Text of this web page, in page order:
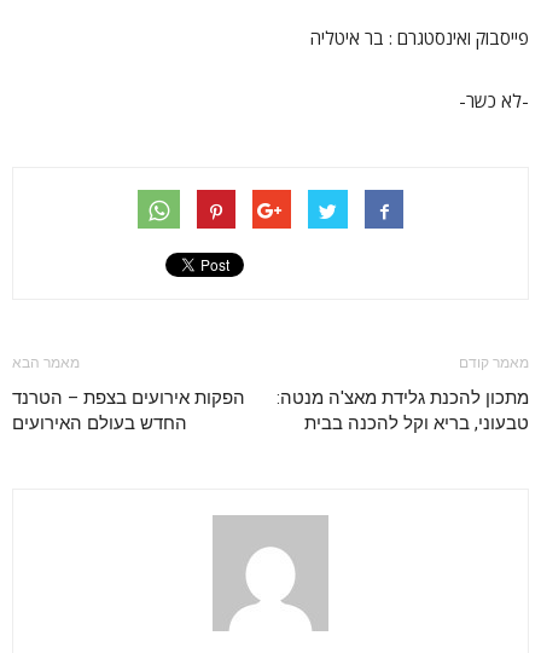
פייסבוק ואינסטגרם : בר איטליה
-לא כשר-
מאמר קודם
מתכון להכנת גלידת מאצ'ה מנטה:
טבעוני, בריא וקל להכנה בבית
מאמר הבא
הפקות אירועים בצפת – הטרנד
החדש בעולם האירועים